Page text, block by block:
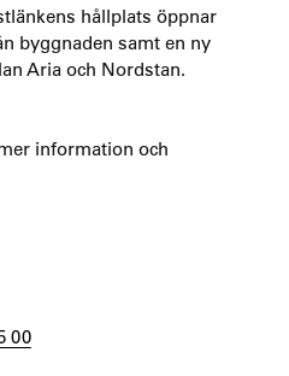
hållplats öppnar
byggnaden samt en ny
Aria och Nordstan.
information och
00